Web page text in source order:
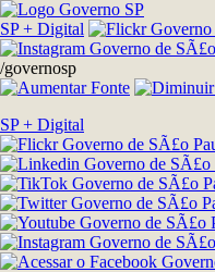
SP + Digital
/governosp
SP + Digital